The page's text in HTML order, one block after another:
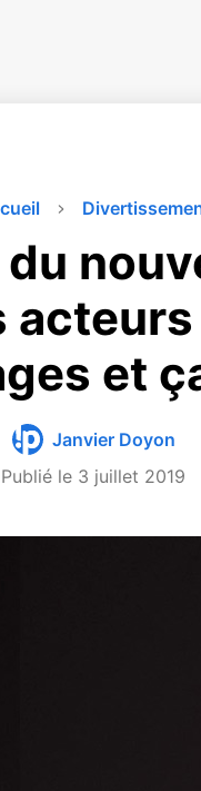
et
Janvier Doyon
Publié le 3 juillet 2019